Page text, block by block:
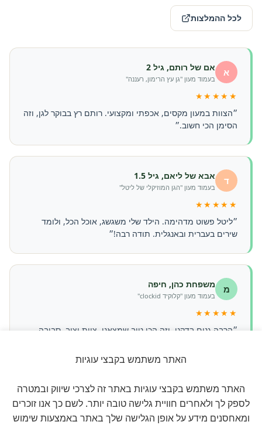
לכל ההמלצות
א אם של רותם, גיל 2
בעמוד מעון "גן עץ הרימון, רעננה"
★★★★★
״הצוות במעון מקסים, אכפתי ומקצועי. רותם רץ בבוקר לגן, וזה
הסימן הכי חשוב.״
ד אבא של ליאם, גיל 1.5
בעמוד מעון "הגן המוזיקלי של ליטל"
★★★★★
״ליטל פשוט מדהימה. הילד שלי משגשג, אוכל הכל, ולומד
שירים בעברית ובאנגלית. תודה רבה!״
מ משפחת כהן, חיפה
בעמוד מעון "קלוקיד clockid"
★★★★★
״הרבה גנים בדקנו, וזה הכי טוב שמצאנו. צוות יציב, סביבה
ההמלצות מתפרסמות בכל עמוד מעון בנפרד, נכתבות ע"י הורי המעון,
ועוברות בקרה. מנגנון התגובות מבוסס wpDiscuz.
האתר משתמש בקבצי עוגיות
האתר משתמש בקבצי עוגיות באתר זה לצרכי שיווק ובמטרה
לספק לך ולאחרים חוויית גלישה טובה יותר. לשם כך אנו זוכרים
ומאחסנים מידע על אופן הגלישה שלך באתר באמצעות שימוש